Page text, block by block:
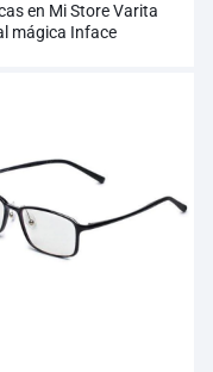
en Mi Store Varita
mágica Inface